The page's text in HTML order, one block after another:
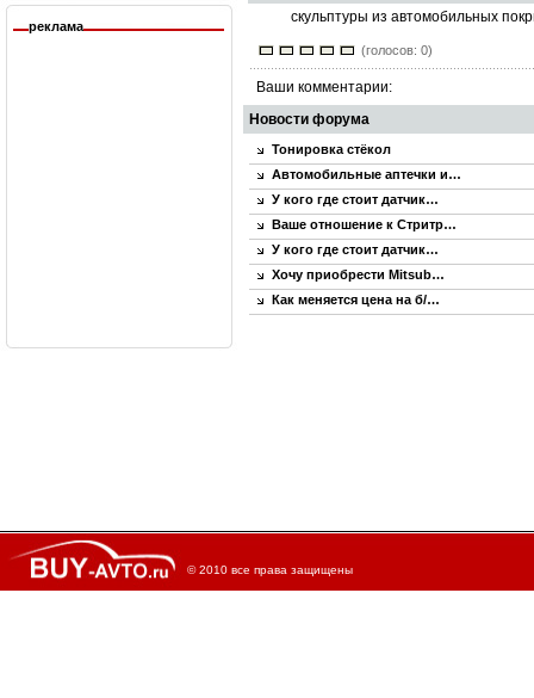
реклама
скульптуры из автомобильных
(голосов: 0)
Ваши комментарии:
Новости форума
Тонировка стёкол
Автомобильные аптечки и…
У кого где стоит датчик…
Ваше отношение к Стритр…
У кого где стоит датчик…
Хочу приобрести Mitsub…
Как меняется цена на б/…
© 2010 все права защищены